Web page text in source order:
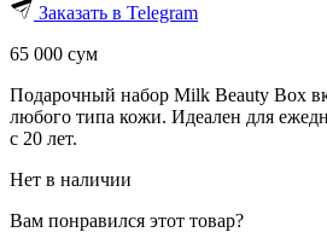
Заказать в Telegram
65 000 сум
Подарочный набор Milk Beauty Box
любого типа кожи. Идеален для
с 20 лет.
Нет в наличии
Вам понравился этот товар?